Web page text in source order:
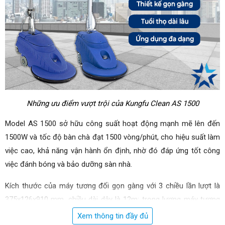
Những ưu điểm vượt trội của Kungfu Clean AS 1500
Model AS 1500 sở hữu công suất hoạt động mạnh mẽ lên đến
1500W và tốc độ bàn chà đạt 1500 vòng/phút, cho hiệu suất làm
việc cao, khả năng vận hành ổn định, nhờ đó đáp ứng tốt công
việc đánh bóng và bảo dưỡng sàn nhà.
Kích thước của máy tương đối gọn gàng với 3 chiều lần lượt là
375x126x910 mm, chiều dài dây là 12m; trọng lượng máy tương
đối nhẹ, giúp người dùng thuận tiện trong quá trình sử dụng, tiết
Xem thông tin đầy đủ